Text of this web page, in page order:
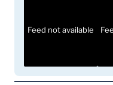
Feed not available